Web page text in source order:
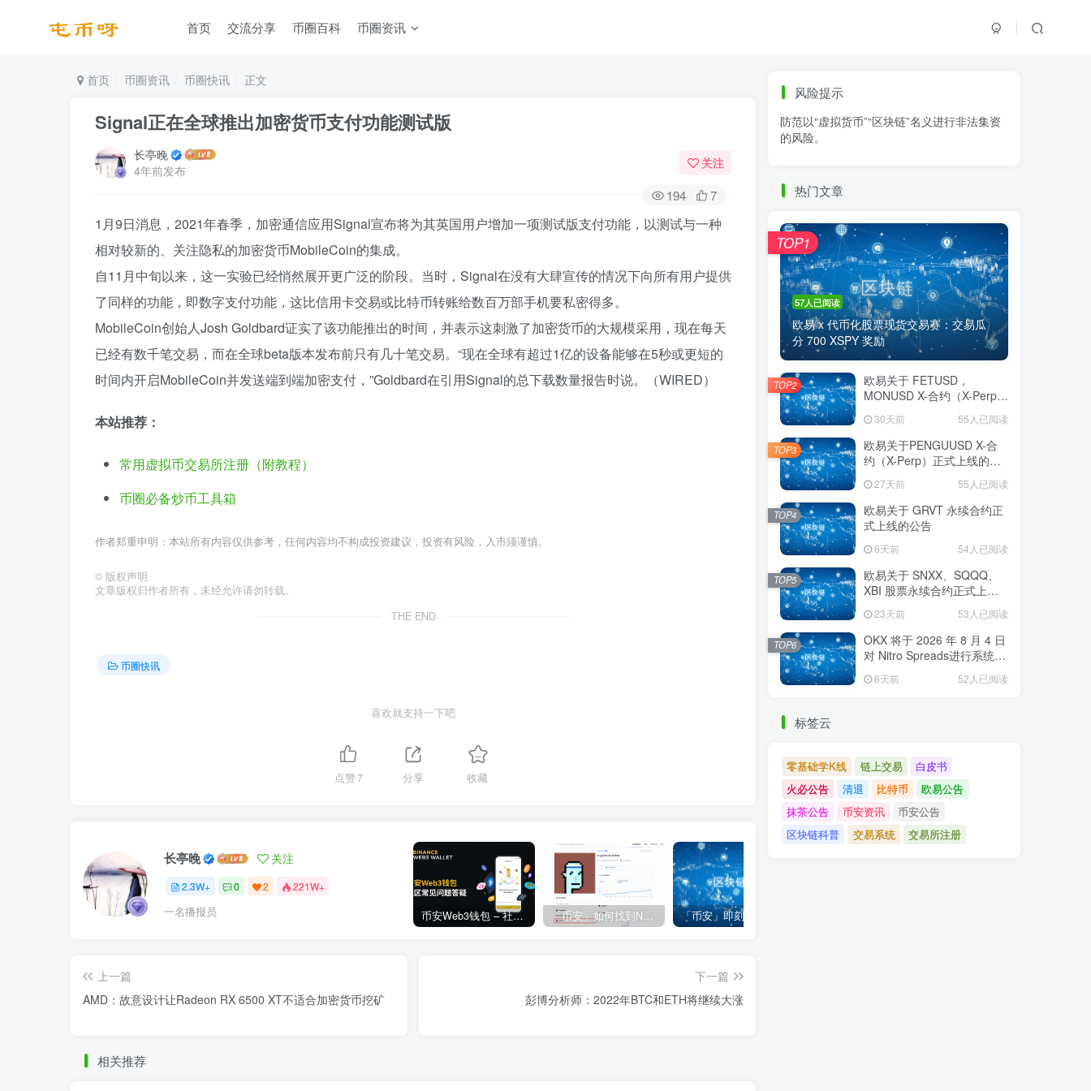
首页 交流分享 币圈百科 币圈资讯
首页 币圈资讯 币圈快讯 正文
Signal正在全球推出加密货币支付功能测试版
长亭晚
4年前发布
关注
194 7
1月9日消息，2021年春季，加密通信应用Signal宣布将为其英国用户增加一项测试版支付功能，以测试与一种
相对较新的、关注隐私的加密货币MobileCoin的集成。
自11月中旬以来，这一实验已经悄然展开更广泛的阶段。当时，Signal在没有大肆宣传的情况下向所有用户提供
了同样的功能，即数字支付功能，这比信用卡交易或比特币转账给数百万部手机要私密得多。
MobileCoin创始人Josh Goldbard证实了该功能推出的时间，并表示这刺激了加密货币的大规模采用，现在每天
已经有数千笔交易，而在全球beta版本发布前只有几十笔交易。“现在全球有超过1亿的设备能够在5秒或更短的
时间内开启MobileCoin并发送端到端加密支付，”Goldbard在引用Signal的总下载数量报告时说。（WIRED）
本站推荐：
常用虚拟币交易所注册（附教程）
币圈必备炒币工具箱
作者郑重申明：本站所有内容仅供参考，任何内容均不构成投资建议，投资有风险，入市须谨慎。
© 版权声明
文章版权归作者所有，未经允许请勿转载。
THE END
币圈快讯
喜欢就支持一下吧
点赞7 分享 收藏
长亭晚 关注
2.3W+ 0 2 221W+
一名播报员 币安Web3钱包 – 社区常见问题答疑 「币安」如何找到NFT合约地址？
上一篇
AMD：故意设计让Radeon RX 6500 XT不适合加密货币挖矿
下一篇
彭博分析师：2022年BTC和ETH将继续大涨
相关推荐
零基础学K线 链上交易
白皮书
火必公告
区块链科普
风险提示
防范以“虚拟货币”“区块链”名义进行非法集资
的风险。
热门文章
57人已阅读
欧易 x 代币化股票现货交易赛：交易瓜
分 700 XSPY 奖励
TOP1
欧易关于 FETUSD，
MONUSD X-合约（X-Perp）
30天前 55人已阅读
TOP2
欧易关于PENGUUSD X-合
约（X-Perp）正式上线的公
27天前 55人已阅读
TOP3
欧易关于 GRVT 永续合约正
式上线的公告
6天前 54人已阅读
TOP4
欧易关于 SNXX、SQQQ、
XBI 股票永续合约正式上线
23天前 53人已阅读
TOP5
OKX 将于 2026 年 8 月 4 日
对 Nitro Spreads进行系统维
6天前 52人已阅读
TOP6
标签云
零基础学K线 链上交易
白皮书
火必公告
清退 比特币
欧易公告
抹茶公告
币安资讯
币安公告
区块链科普
交易系统 交易所注册